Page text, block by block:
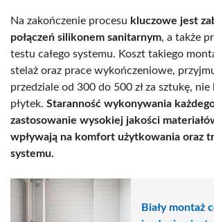
Na zakończenie procesu kluczowe jest
połączeń silikonem sanitarnym, a także
testu całego systemu. Koszt takiego
stelaż oraz prace wykończeniowe,
przedziale od 300 do 500 zł za sztukę, nie
płytek. Staranność wykonywania
zastosowanie wysokiej jakości
wpływają na komfort użytkowania oraz
systemu.
Biały montaż